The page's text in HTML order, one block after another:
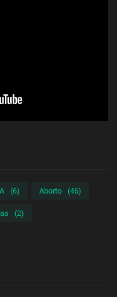
(6) Aborto (46)
(2)